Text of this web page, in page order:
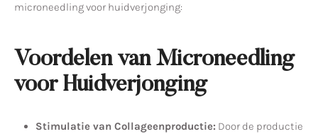
microneedling voor huidverjonging:
Voordelen van Microneedling
voor Huidverjonging
Stimulatie van Collageenproductie: Door de productie